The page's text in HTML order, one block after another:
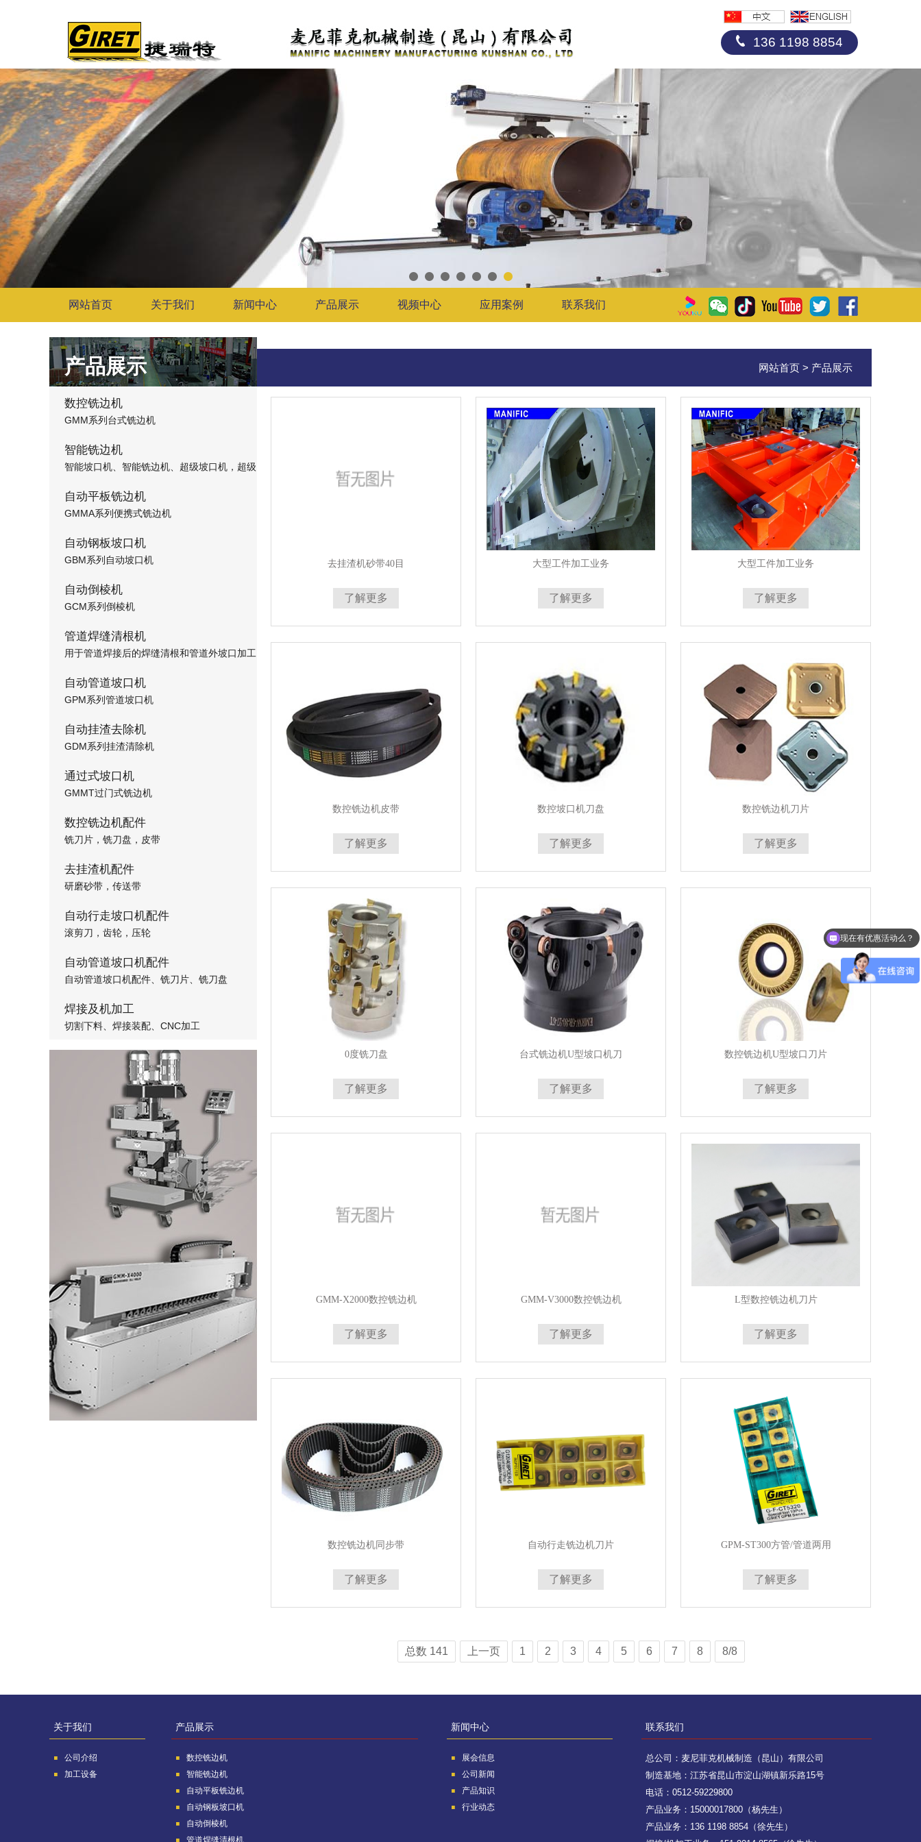
136 1198 8854
网站首页 关于我们 新闻中心 产品展示 视频中心 应用案例 联系我们
产品展示 网站首页 > 产品展示
数控铣边机
GMM系列台式铣边机
智能铣边机
智能坡口机、智能铣边机、超级坡口机，超级
自动平板铣边机
GMMA系列便携式铣边机
自动钢板坡口机
GBM系列自动坡口机
自动倒棱机
GCM系列倒棱机
管道焊缝清根机
用于管道焊接后的焊缝清根和管道外坡口加工
自动管道坡口机
GPM系列管道坡口机
自动挂渣去除机
GDM系列挂渣清除机
通过式坡口机
GMMT过门式铣边机
数控铣边机配件
铣刀片，铣刀盘，皮带
去挂渣机配件
研磨砂带，传送带
自动行走坡口机配件
滚剪刀，齿轮，压轮
自动管道坡口机配件
自动管道坡口机配件、铣刀片、铣刀盘
焊接及机加工
切割下料、焊接装配、CNC加工
去挂渣机砂带40目
了解更多
大型工件加工业务
了解更多
大型工件加工业务
了解更多
数控铣边机皮带
了解更多
数控坡口机刀盘
了解更多
数控铣边机刀片
了解更多
0度铣刀盘
了解更多
台式铣边机U型坡口机刀
了解更多
数控铣边机U型坡口刀片
了解更多
GMM-X2000数控铣边机
了解更多
GMM-V3000数控铣边机
了解更多
L型数控铣边机刀片
了解更多
数控铣边机同步带
了解更多
自动行走铣边机刀片
了解更多
GPM-ST300方管/管道两用
了解更多
总数 141 上一页 1 2 3 4 5 6 7 8 8/8
关于我们
公司介绍
加工设备
产品展示
数控铣边机
智能铣边机
自动平板铣边机
自动钢板坡口机
自动倒棱机
管道焊缝清根机
新闻中心
展会信息
公司新闻
产品知识
行业动态
联系我们
总公司：麦尼菲克机械制造（昆山）有限公司
制造基地：江苏省昆山市淀山湖镇新乐路15号
电话：0512-59229800
产品业务：15000017800（杨先生）
产品业务：136 1198 8854（徐先生）
现在有优惠活动么？
可以定制坡口设备吗？